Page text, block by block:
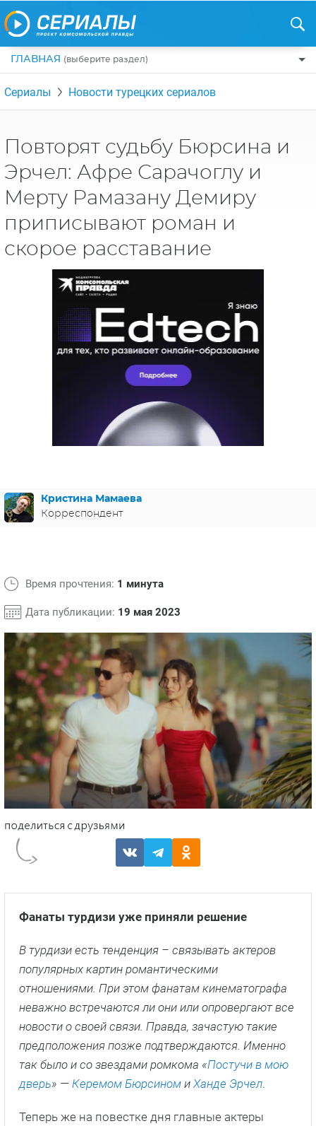
ГЛАВНАЯ (выберите раздел)
ПО ЖАНРАМ
КОМЕДИИ
ДРАМЫ
УЖАСЫ
БОЕВИКИ
КРИМИНАЛ
ФАНТАСТИКА
МЕЛОДРАМЫ
США
РОССИЯ
АНГЛИЯ
РЕЦЕНЗИИ
НА ВЫХОДНЫЕ
НОВОСТИ
ИНТЕРЕСНО
НОВОСТИ ТУРЕЦКИХ СЕРИАЛОВ
АЗИАТСКИЕ СЕРИАЛЫ
СВЕТСКИЕ НОВОСТИ
СПОЙЛЕРЫ ИЗ СЕРИАЛОВ
Сериалы Новости турецких сериалов
Повторят судьбу Бюрсина и
Эрчел: Афре Сарачоглу и
Мерту Рамазану Демиру
приписывают роман и
скорое расставание
Кристина Мамаева
Корреспондент
Время прочтения: 1 минута
Дата публикации: 19 мая 2023
Фанаты турдизи уже приняли решение
В турдизи есть тенденция – связывать актеров
популярных картин романтическими
отношениями. При этом фанатам кинематографа
неважно встречаются ли они или опровергают все
новости о своей связи. Правда, зачастую такие
предположения позже подтверждаются. Именно
так было и со звездами ромкома «Постучи в мою
дверь» — Керемом Бюрсином и Ханде Эрчел.
Теперь же на повестке дня главные актеры